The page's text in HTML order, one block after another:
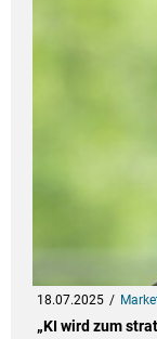
18.07.2025
„KI wird zum